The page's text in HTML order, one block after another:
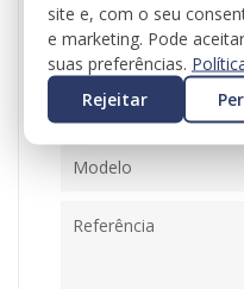
Referência 102638
Disponível 1 Item
Ficha Informativa
Modelo
Referência
site e, com o seu
e marketing. Pode
suas preferências.
Rejeitar